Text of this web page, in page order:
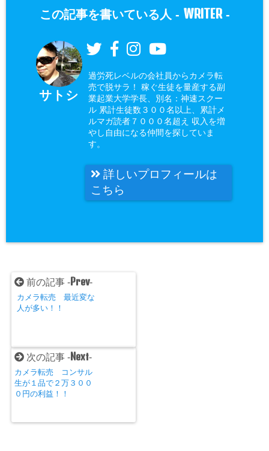
この記事を書いている人 - WRITER-
サトシ
過労死レベルの会社員からカメラ転
売で脱サラ！ 稼ぐ生徒を量産する副
業起業大学学長、別名：神速スクー
ル 累計生徒数３００名以上、累計メ
ルマガ読者７０００名超え 収入を増
やし自由になる仲間を探していま
す。
詳しいプロフィールは
こちら
前の記事 - Prev-
カメラ転売 最近変な
人が多い！！
次の記事 - Next-
カメラ転売 コンサル
生が１品で２万３００
０円の利益！！